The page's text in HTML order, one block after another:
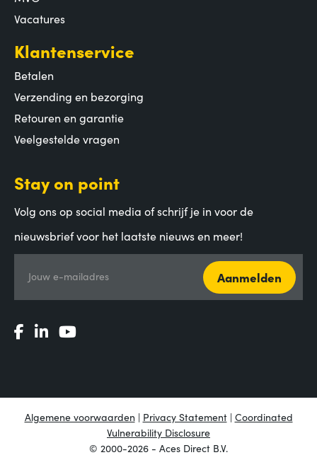
Vacatures
Klantenservice
Betalen
Verzending en bezorging
Retouren en garantie
Veelgestelde vragen
Stay on point
Volg ons op social media of schrijf je in voor de
nieuwsbrief voor het laatste nieuws en meer!
Jouw e-mailadres Aanmelden
Algemene voorwaarden | Privacy Statement| Coordinated
Vulnerability Disclosure
© 2000-2026 - Aces Direct B.V.